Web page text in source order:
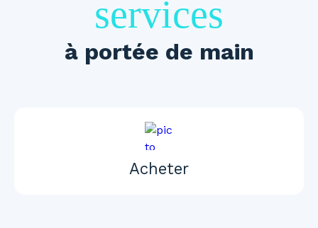
services
à portée de main
Acheter